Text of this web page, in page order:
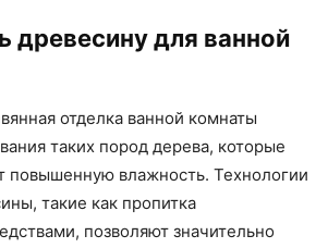
древесину для ванной
отделка ванной комнаты
таких пород дерева, которые
повышенную влажность. Технологии
такие как пропитка
позволяют значительно